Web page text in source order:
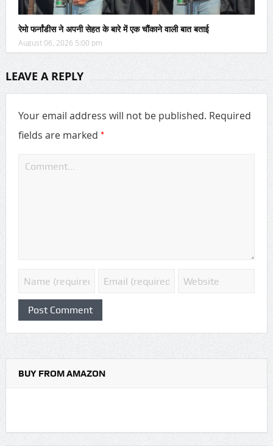
रेमो फर्नांडीस ने अपनी सेहत के बारे में एक चौंकाने वाली बात बताई
August 06, 2026 5:00 pm
LEAVE A REPLY
Your email address will not be published. Required
fields are marked *
BUY FROM AMAZON